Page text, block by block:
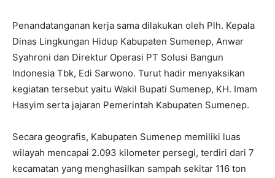
Penandatanganan kerja sama dilakukan oleh Plh. Kepala
Dinas Lingkungan Hidup Kabupaten Sumenep, Anwar
Syahroni dan Direktur Operasi PT Solusi Bangun
Indonesia Tbk, Edi Sarwono. Turut hadir menyaksikan
kegiatan tersebut yaitu Wakil Bupati Sumenep, KH. Imam
Hasyim serta jajaran Pemerintah Kabupaten Sumenep.
Secara geografis, Kabupaten Sumenep memiliki luas
wilayah mencapai 2.093 kilometer persegi, terdiri dari 7
kecamatan yang menghasilkan sampah sekitar 116 ton